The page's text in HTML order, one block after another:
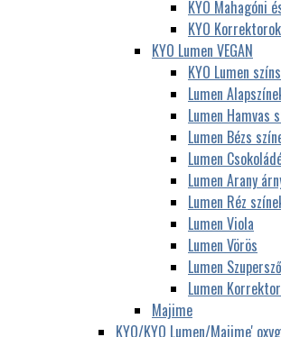
KYO Mahagóni
KYO Korrektorok
KYO Lumen VEGAN
KYO Lumen
Lumen
Lumen Hamvas
Lumen Bézs
Lumen
Lumen Arany
Lumen Réz
Lumen Viola
Lumen Vörös
Lumen
Lumen
Majime
KYO/KYO Lumen/Majime'